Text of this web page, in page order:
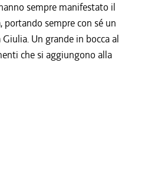
sempre manifestato il
sempre con sé un
Un grande in bocca al
che si aggiungono alla